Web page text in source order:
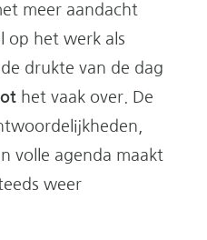
meer aandacht
op het werk als
drukte van de dag
het vaak over. De
volle agenda maakt
weer